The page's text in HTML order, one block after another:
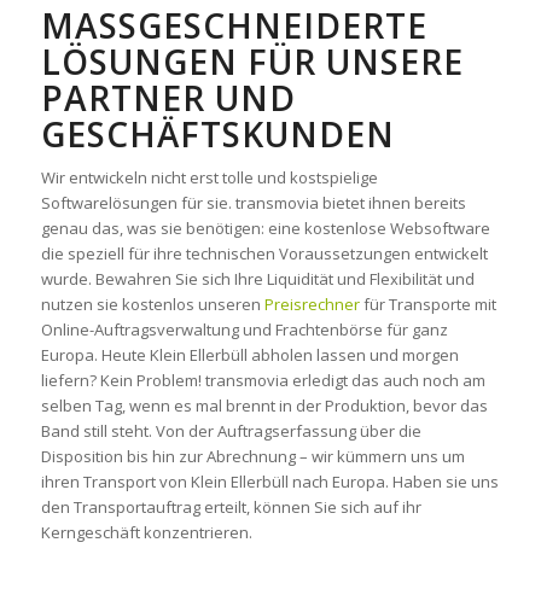
MASSGESCHNEIDERTE L
ÖSUNGEN FÜR UNSERE P
ARTNER UND G
ESCHÄFTSKUNDEN
Wir entwickeln nicht erst tolle und kostspielige
Softwarelösungen für sie. transmovia bietet ihnen bereits
genau das, was sie benötigen: eine kostenlose Websoftware
die speziell für ihre technischen Voraussetzungen entwickelt
wurde. Bewahren Sie sich Ihre Liquidität und Flexibilität und
nutzen sie kostenlos unseren Preisrechnerfür Transporte mit
Online-Auftragsverwaltung und Frachtenbörse für ganz
Europa. Heute Klein Ellerbüll abholen lassen und morgen
liefern? Kein Problem! transmovia erledigt das auch noch am
selben Tag, wenn es mal brennt in der Produktion, bevor das
Band still steht. Von der Auftragserfassung über die
Disposition bis hin zur Abrechnung – wir kümmern uns um
ihren Transport von Klein Ellerbüll nach Europa. Haben sie uns
den Transportauftrag erteilt, können Sie sich auf ihr
Kerngeschäft konzentrieren.